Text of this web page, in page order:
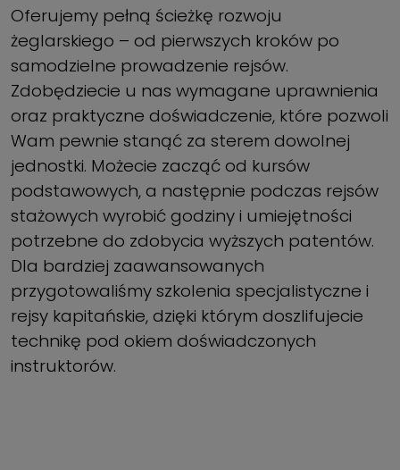
Oferujemy pełną ścieżkę rozwoju
żeglarskiego – od pierwszych kroków po
samodzielne prowadzenie rejsów.
Zdobędziecie u nas wymagane uprawnienia
oraz praktyczne doświadczenie, które pozwoli
Wam pewnie stanąć za sterem dowolnej
jednostki. Możecie zacząć od kursów
podstawowych, a następnie podczas rejsów
stażowych wyrobić godziny i umiejętności
potrzebne do zdobycia wyższych patentów.
Dla bardziej zaawansowanych
przygotowaliśmy szkolenia specjalistyczne i
rejsy kapitańskie, dzięki którym doszlifujecie
technikę pod okiem doświadczonych
instruktorów.